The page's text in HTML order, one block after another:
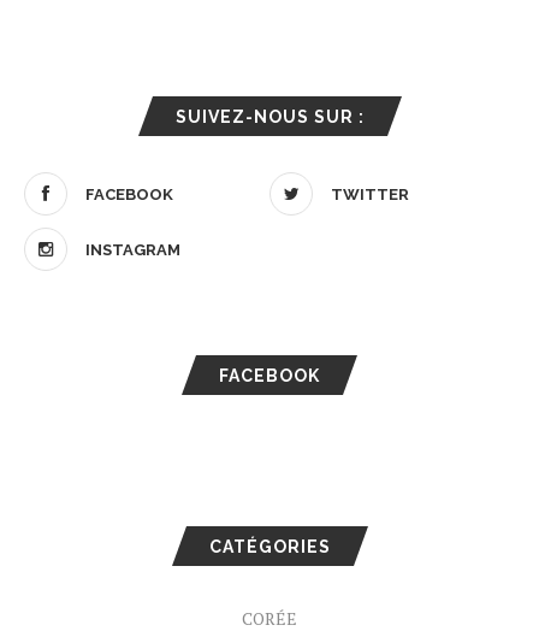
SUIVEZ-NOUS SUR :
FACEBOOK TWITTER
INSTAGRAM
FACEBOOK
CATÉGORIES
CORÉE